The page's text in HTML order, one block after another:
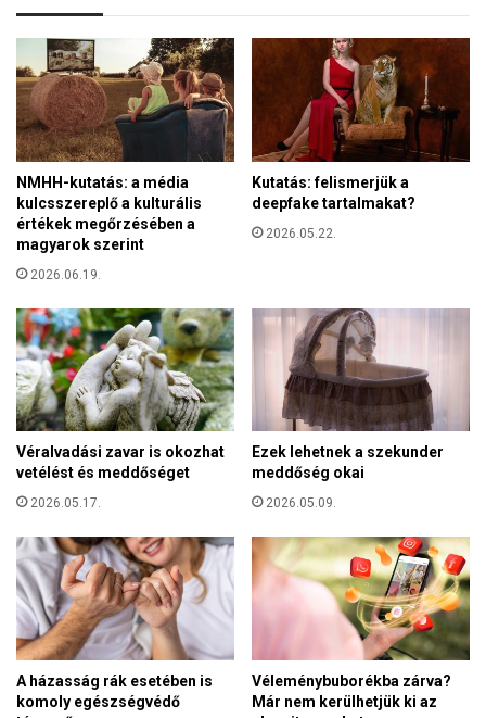
a
s
r
n
a
p
l
é
p
é
t
b
e
a
t
ű
z
s
z
n
e
t
i
m
e
g
á
i
m
n
e
k
ü
l
t
e
h
a
z
a
t
é
r
é
s
NMHH-kutatás: a média
kulcsszereplő a kulturális
értékek megőrzésében a
magyarok szerint
2026.06.19.
Kutatás: felismerjük a
deepfake tartalmakat?
2026.05.22.
Véralvadási zavar is okozhat
vetélést és meddőséget
2026.05.17.
Ezek lehetnek a szekunder
meddőség okai
2026.05.09.
A házasság rák esetében is
komoly egészségvédő
Véleménybuborékba zárva?
Már nem kerülhetjük ki az